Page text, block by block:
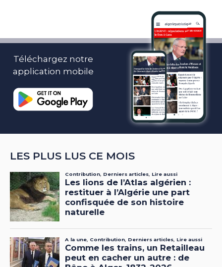
Téléchargez notre
application mobile
LES PLUS LUS CE MOIS